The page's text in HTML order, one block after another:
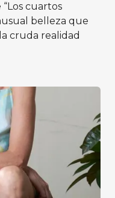
cuartos
belleza que
cruda realidad